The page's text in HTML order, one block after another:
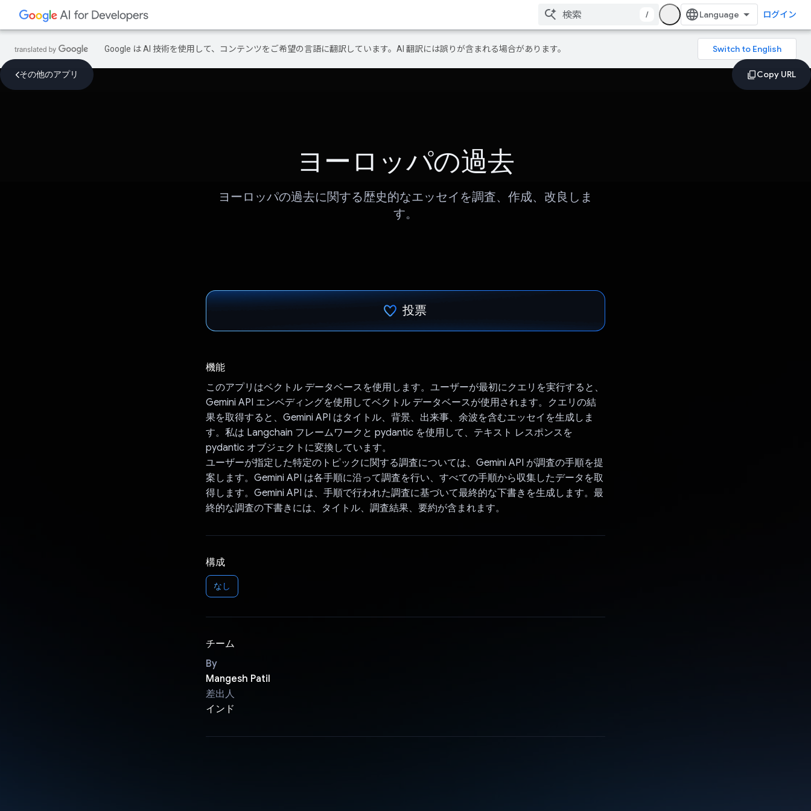
/ ログイン
Google は AI 技術を使用して、コンテンツをご希望の言語に翻訳しています。AI 翻訳には誤りが含まれる場合があります。
その他のアプリ
ヨーロッパの過去
ヨーロッパの過去に関する歴史的なエッセイを調査、作成、改良しま
す。
投票
機能
このアプリはベクトル データベースを使用します。ユーザーが最初にクエリを実行すると、
Gemini API エンベディングを使用してベクトル データベースが使用されます。クエリの結
果を取得すると、Gemini API はタイトル、背景、出来事、余波を含むエッセイを生成しま
す。私は Langchain フレームワークと pydantic を使用して、テキスト レスポンスを
pydantic オブジェクトに変換しています。
ユーザーが指定した特定のトピックに関する調査については、Gemini API が調査の手順を提
案します。Gemini API は各手順に沿って調査を行い、すべての手順から収集したデータを取
得します。Gemini API は、手順で行われた調査に基づいて最終的な下書きを生成します。最
終的な調査の下書きには、タイトル、調査結果、要約が含まれます。
構成
なし
チーム
By
Mangesh Patil
差出人
インド